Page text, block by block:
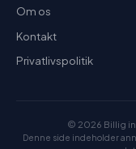
Om os
Kontakt
Privatlivspolitik
© 2026 Billig
Denne side indeholder